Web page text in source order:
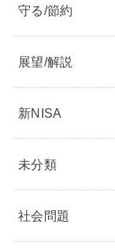
守る/節約
展望/解説
新NISA
未分類
社会問題